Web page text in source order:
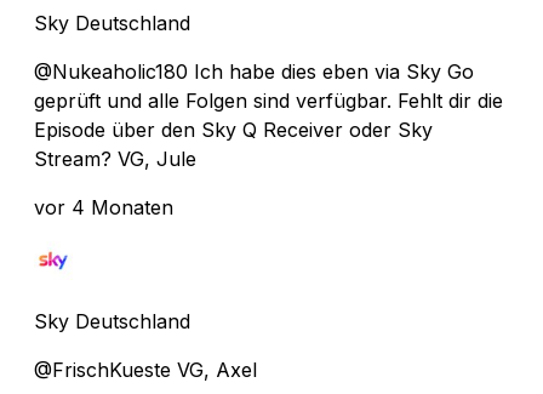
Sky Deutschland
@Nukeaholic180 Ich habe dies eben via Sky Go
geprüft und alle Folgen sind verfügbar. Fehlt dir die
Episode über den Sky Q Receiver oder Sky
Stream? VG, Jule
vor 4 Monaten
Sky Deutschland
@FrischKueste VG, Axel